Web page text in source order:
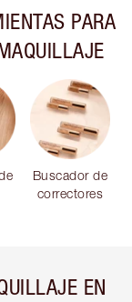
PARA
Buscador de
correctores
EN